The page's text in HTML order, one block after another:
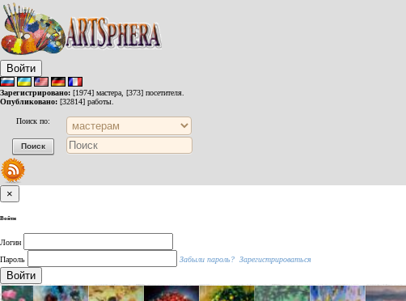
Войти
Зарегистрировано: [1974] мастера, [373] посетителя.
Опубликовано: [32814] работы.
Поиск по:
×
Войти
Логин
Пароль
Забыли пароль? Зарегистрироваться
Войти